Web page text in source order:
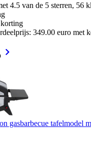
4.5 van de 5 sterren, 56
349.00 euro met
gasbarbecue tafelmodel